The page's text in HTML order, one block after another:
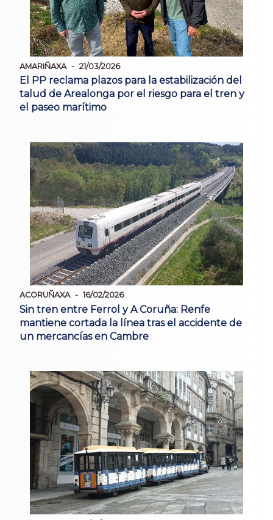
AMARIÑAXA 21/03/2026
El PP reclama plazos para la estabilización del
talud de Arealonga por el riesgo para el tren y
el paseo marítimo
ACORUÑAXA 16/02/2026
Sin tren entre Ferrol y A Coruña: Renfe
mantiene cortada la línea tras el accidente de
un mercancías en Cambre